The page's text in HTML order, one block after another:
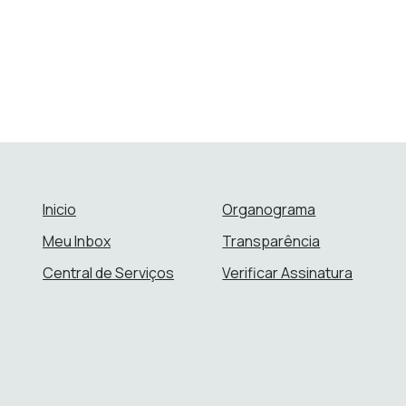
Inicio
Meu Inbox
Central de Serviços
Organograma
Transparência
Verificar Assinatura